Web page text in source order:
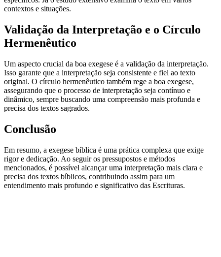
contextos e situações.
Validação da Interpretação e o Círculo
Hermenêutico
Um aspecto crucial da boa exegese é a validação da interpretação.
Isso garante que a interpretação seja consistente e fiel ao texto
original. O círculo hermenêutico também rege a boa exegese,
assegurando que o processo de interpretação seja contínuo e
dinâmico, sempre buscando uma compreensão mais profunda e
precisa dos textos sagrados.
Conclusão
Em resumo, a exegese bíblica é uma prática complexa que exige
rigor e dedicação. Ao seguir os pressupostos e métodos
mencionados, é possível alcançar uma interpretação mais clara e
precisa dos textos bíblicos, contribuindo assim para um
entendimento mais profundo e significativo das Escrituras.